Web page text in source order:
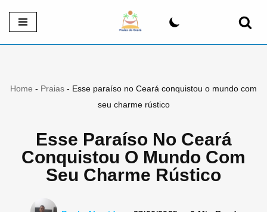
Pular
para
Home - Praias - Esse paraíso no Ceará conquistou o mundo com
seu charme rústico
Esse Paraíso No Ceará
Conquistou O Mundo Com
Seu Charme Rústico